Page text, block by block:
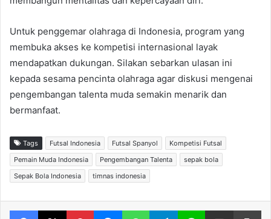
Untuk penggemar olahraga di Indonesia, program yang
membuka akses ke kompetisi internasional layak
mendapatkan dukungan. Silakan sebarkan ulasan ini
kepada sesama pencinta olahraga agar diskusi mengenai
pengembangan talenta muda semakin menarik dan
bermanfaat.
Tags Futsal Indonesia Futsal Spanyol
Kompetisi Futsal
Pemain Muda Indonesia
Pengembangan Talenta
sepak bola
Sepak Bola Indonesia
timnas indonesia
Facebook X Pinterest Messenger WhatsApp Telegram Line Share via Email